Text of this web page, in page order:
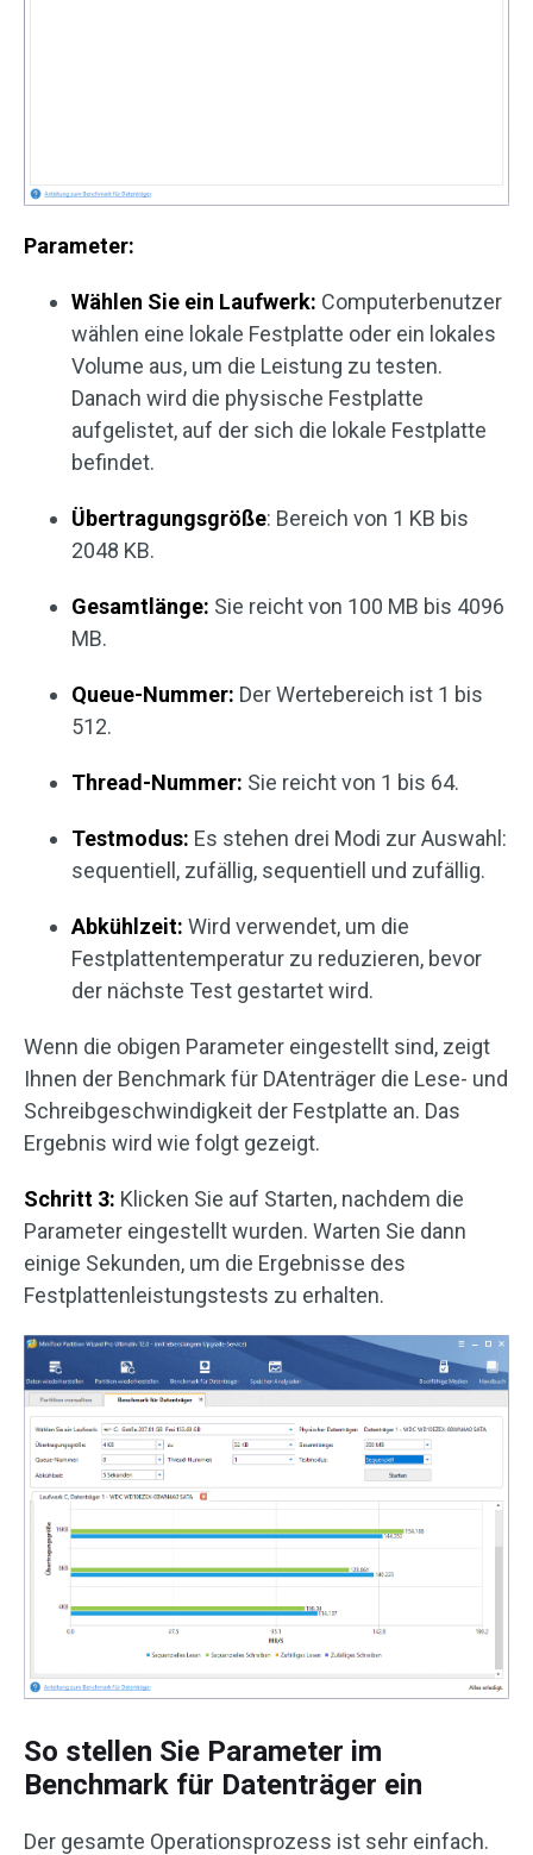
Parameter:
Wählen Sie ein Laufwerk: Computerbenutzer
wählen eine lokale Festplatte oder ein lokales
Volume aus, um die Leistung zu testen.
Danach wird die physische Festplatte
aufgelistet, auf der sich die lokale Festplatte
befindet.
Übertragungsgröße: Bereich von 1 KB bis
2048 KB.
Gesamtlänge: Sie reicht von 100 MB bis 4096
MB.
Queue-Nummer: Der Wertebereich ist 1 bis
512.
Thread-Nummer: Sie reicht von 1 bis 64.
Testmodus: Es stehen drei Modi zur Auswahl:
sequentiell, zufällig, sequentiell und zufällig.
Abkühlzeit: Wird verwendet, um die
Festplattentemperatur zu reduzieren, bevor
der nächste Test gestartet wird.
Wenn die obigen Parameter eingestellt sind, zeigt
Ihnen der Benchmark für DAtenträger die Lese- und
Schreibgeschwindigkeit der Festplatte an. Das
Ergebnis wird wie folgt gezeigt.
Schritt 3: Klicken Sie auf Starten, nachdem die
Parameter eingestellt wurden. Warten Sie dann
einige Sekunden, um die Ergebnisse des
Festplattenleistungstests zu erhalten.
So stellen Sie Parameter im
Benchmark für Datenträger ein
Der gesamte Operationsprozess ist sehr einfach.